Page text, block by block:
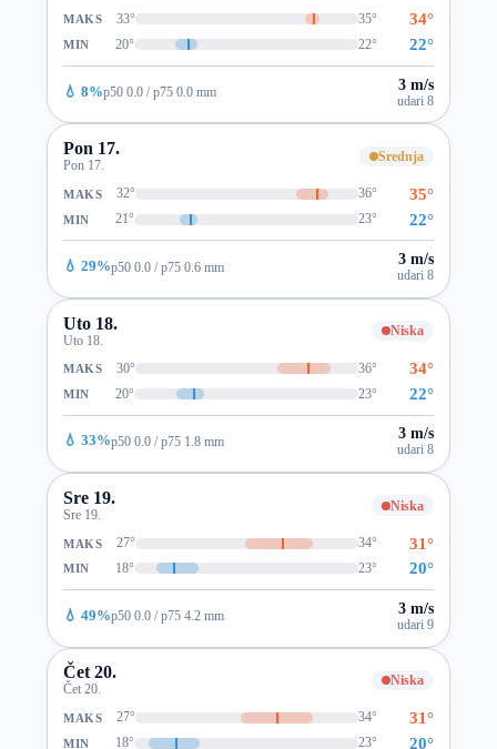
MAKS 33° 35° 34°
MIN 20° 22° 22°
💧 8%p50 0.0 / p75 0.0 mm 3 m/s
udari 8
Pon 17.
Pon 17.
Srednja
MAKS 32° 36° 35°
MIN 21° 23° 22°
💧 29%p50 0.0 / p75 0.6 mm 3 m/s
udari 8
Uto 18.
Uto 18.
Niska
MAKS 30° 36° 34°
MIN 20° 23° 22°
💧 33%p50 0.0 / p75 1.8 mm 3 m/s
udari 8
Sre 19.
Sre 19.
Niska
MAKS 27° 34° 31°
MIN 18° 23° 20°
💧 49%p50 0.0 / p75 4.2 mm 3 m/s
udari 9
Čet 20.
Čet 20.
Niska
MAKS 27° 34° 31°
MIN 18° 23° 20°